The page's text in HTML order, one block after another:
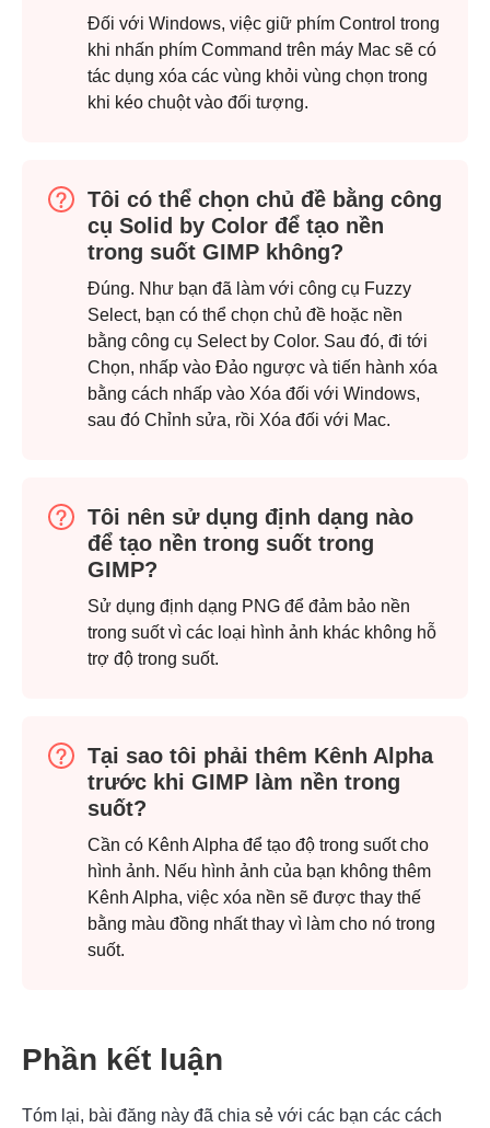
Bước 3.
Đối với Windows, việc giữ phím Control trong
khi nhấn phím Command trên máy Mac sẽ có
tác dụng xóa các vùng khỏi vùng chọn trong
khi kéo chuột vào đối tượng.
Tôi có thể chọn chủ đề bằng công
cụ Solid by Color để tạo nền
trong suốt GIMP không?
Đúng. Như bạn đã làm với công cụ Fuzzy
Select, bạn có thể chọn chủ đề hoặc nền
bằng công cụ Select by Color. Sau đó, đi tới
Chọn, nhấp vào Đảo ngược và tiến hành xóa
bằng cách nhấp vào Xóa đối với Windows,
sau đó Chỉnh sửa, rồi Xóa đối với Mac.
Tôi nên sử dụng định dạng nào
để tạo nền trong suốt trong
GIMP?
Sử dụng định dạng PNG để đảm bảo nền
trong suốt vì các loại hình ảnh khác không hỗ
trợ độ trong suốt.
Tại sao tôi phải thêm Kênh Alpha
trước khi GIMP làm nền trong
suốt?
Cần có Kênh Alpha để tạo độ trong suốt cho
hình ảnh. Nếu hình ảnh của bạn không thêm
Kênh Alpha, việc xóa nền sẽ được thay thế
bằng màu đồng nhất thay vì làm cho nó trong
suốt.
Phần kết luận
Tóm lại, bài đăng này đã chia sẻ với các bạn các cách